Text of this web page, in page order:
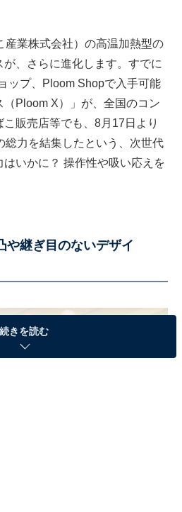
産業株式会社）の高温加熱型の
、さらに進化します。すでに
ップ、Ploom Shopで入手可能
Ploom X）」が、全国のコン
販売店等でも、8月17日より
総力を結集したという、次世代
いかに？ 操作性や吸い応えを
や継ぎ目のないデザイ
続きを読む